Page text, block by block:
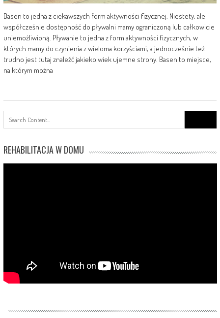
Basen to jedna z ciekawszych form aktywności fizycznej. Niestety, ale
współcześnie dostępność do pływalni mamy ograniczoną lub całkowicie
uniemożliwioną. Pływanie to jedna z form aktywności fizycznych, w
których mamy do czynienia z wieloma korzyściami, a jednocześnie też
trudno jest tutaj znaleźć jakiekolwiek ujemne strony. Basen to miejsce,
na którym można
for:
REHABILITACJA W DOMU